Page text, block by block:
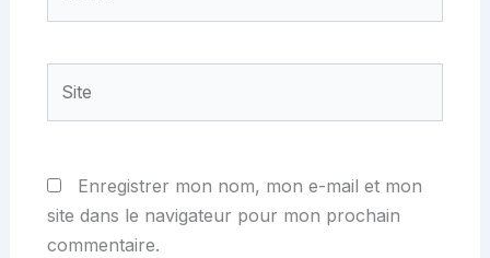
Enregistrer mon nom, mon e-mail et mon
site dans le navigateur pour mon prochain
commentaire.